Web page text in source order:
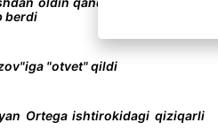
berdi
"otvet" qildi
Ortega ishtirokidagi qiziqarli